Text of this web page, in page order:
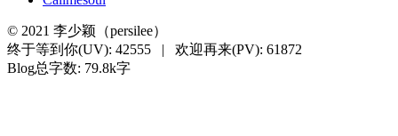
© 2021 李少颖（persilee）
终于等到你(UV): 42555 | 欢迎再来(PV): 61872
Blog总字数: 79.8k字